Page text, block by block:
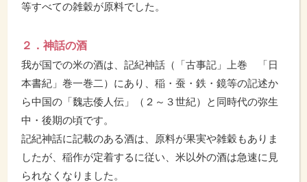
等すべての雑穀が原料でした。
２．神話の酒
我が国での米の酒は、記紀神話（「古事記」上巻 「日
本書紀」巻一巻二）にあり、稲・蚕・鉄・鏡等の記述か
ら中国の「魏志倭人伝」（２～３世紀）と同時代の弥生
中・後期の頃です。
記紀神話に記載のある酒は、原料が果実や雑穀もありま
したが、稲作が定着するに従い、米以外の酒は急速に見
られなくなりました。